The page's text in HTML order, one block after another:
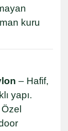
kuru
– Hafif,
yapı.
Özel